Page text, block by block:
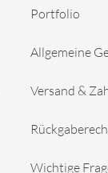
Portfolio
Allgemeine
Versand &
Wichtige